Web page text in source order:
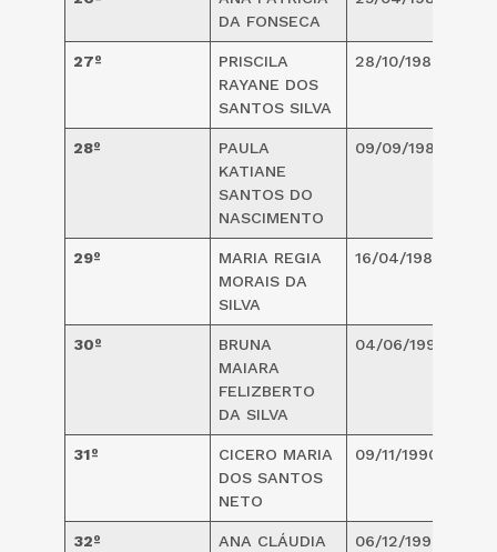
DA FONSECA
27º
PRISCILA
RAYANE DOS
SANTOS SILVA
28/10/1984
28º
PAULA
KATIANE
SANTOS DO
NASCIMENTO
09/09/1987
29º
MARIA REGIA
MORAIS DA
SILVA
16/04/1989
30º
BRUNA
MAIARA
FELIZBERTO
DA SILVA
04/06/1990
31º
CICERO MARIA
DOS SANTOS
NETO
09/11/1990
32º ANA CLÁUDIA 06/12/1990